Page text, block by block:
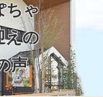
ちゃ
えの
声